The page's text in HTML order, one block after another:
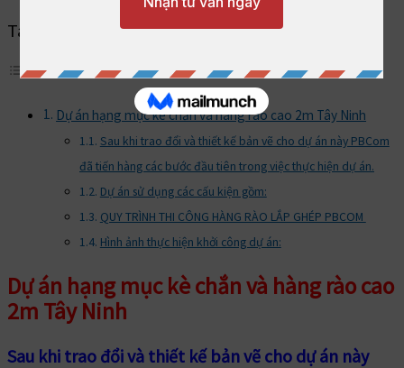
Table of Contents
Dự án hạng mục kè chắn và hàng rào cao 2m Tây Ninh
Sau khi trao đổi và thiết kế bản vẽ cho dự án này PBCom
đã tiến hàng các bước đầu tiên trong việc thực hiện dự án.
Dự án sử dụng các cấu kiện gồm:
QUY TRÌNH THI CÔNG HÀNG RÀO LẮP GHÉP PBCOM
Hình ảnh thực hiện khởi công dự án:
Dự án hạng mục kè chắn và hàng rào cao
2m Tây Ninh
Sau khi trao đổi và thiết kế bản vẽ cho dự án này